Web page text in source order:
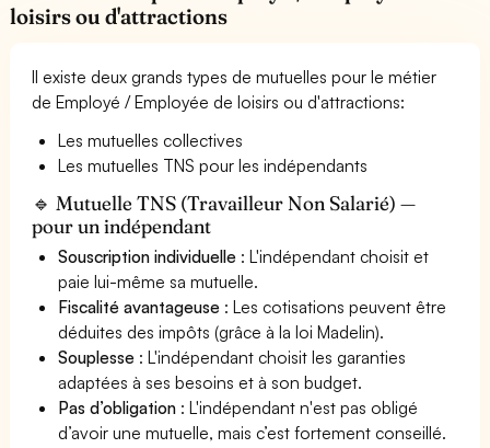
loisirs ou d'attractions
Il existe deux grands types de mutuelles pour le métier
de Employé / Employée de loisirs ou d'attractions:
Les mutuelles collectives
Les mutuelles TNS pour les indépendants
🔹 Mutuelle TNS (Travailleur Non Salarié) —
pour un indépendant
Souscription individuelle : L'indépendant choisit et
paie lui-même sa mutuelle.
Fiscalité avantageuse : Les cotisations peuvent être
déduites des impôts (grâce à la loi Madelin).
Souplesse : L'indépendant choisit les garanties
adaptées à ses besoins et à son budget.
Pas d’obligation : L'indépendant n'est pas obligé
d’avoir une mutuelle, mais c’est fortement conseillé.